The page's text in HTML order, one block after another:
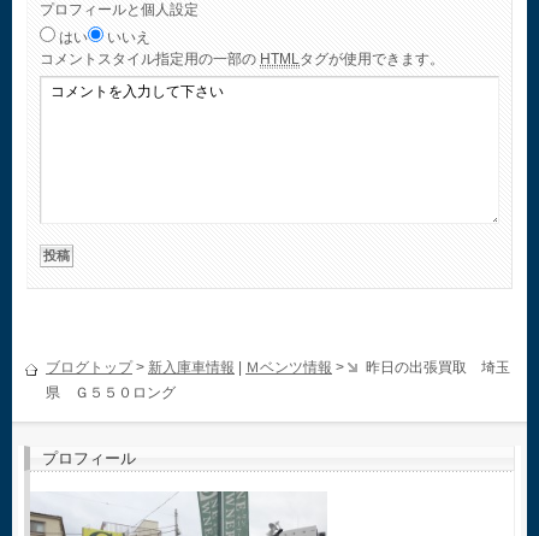
プロフィールと個人設定
はい
いいえ
コメント スタイル指定用の一部の HTMLタグが使用できます。
ブログトップ> 新入庫車情報 Ｍベンツ情報 >
昨日の出張買取 埼玉
県 Ｇ５５０ロング
プロフィール